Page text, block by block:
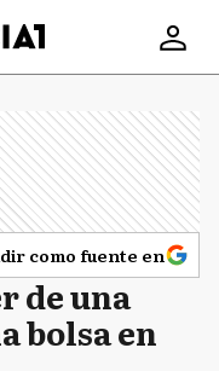
como fuente en
de una
bolsa en